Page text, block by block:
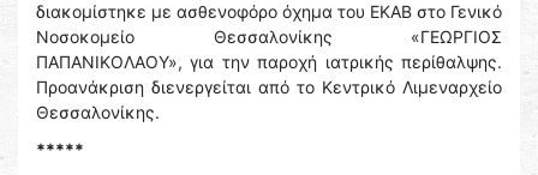
διακομίστηκε με ασθενοφόρο όχημα του ΕΚΑΒ στο Γενικό
Νοσοκομείο Θεσσαλονίκης «ΓΕΩΡΓΙΟΣ
ΠΑΠΑΝΙΚΟΛΑΟΥ», για την παροχή ιατρικής περίθαλψης.
Προανάκριση διενεργείται από το Κεντρικό Λιμεναρχείο
Θεσσαλονίκης.
*****